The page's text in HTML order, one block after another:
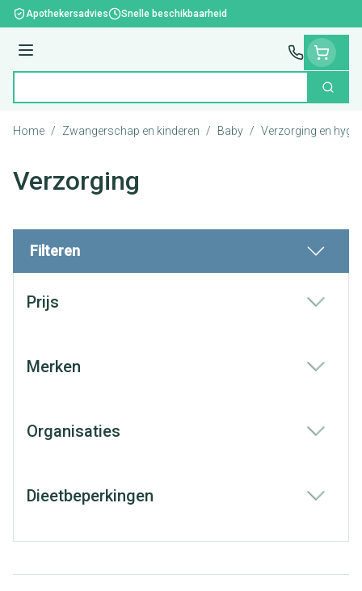
Ga naar de inhoud
Apothekersadvies Snelle beschikbaarheid
Menu
Zoek
Home / Zwangerschap en kinderen / Baby / Verzorging en
Verzorging
Filteren
Prijs
Merken
Organisaties
Dieetbeperkingen